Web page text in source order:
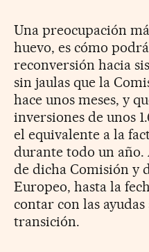
Una preocupación
huevo, es cómo
reconversión hacia
sin jaulas que la
hace unos meses, y
inversiones de unos
el equivalente a la
durante todo un año.
de dicha Comisión y
Europeo, hasta la
contar con las
transición.